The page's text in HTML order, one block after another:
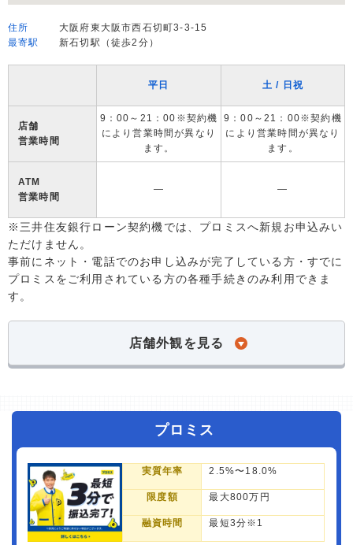
住所
大阪府東大阪市西石切町3-3-15
最寄駅
新石切駅（徒歩2分）
平日 土 / 日祝
店舗
営業時間
9：00～21：00※契約機
により営業時間が異なり
ます。
9：00～21：00※契約機
により営業時間が異なり
ます。
ATM
営業時間
― ―
※三井住友銀行ローン契約機では、プロミスへ新規お申込みい
ただけません。
事前にネット・電話でのお申し込みが完了している方・すでに
プロミスをご利用されている方の各種手続きのみ利用できま
す。
店舗外観を見る
プロミス
実質年率 2.5%〜18.0%
限度額 最大800万円
融資時間 最短3分※1